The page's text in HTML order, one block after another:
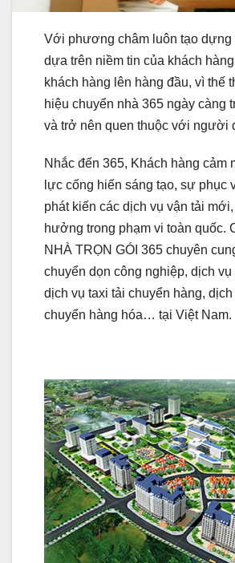
Với phương châm luôn tạo dựng
dựa trên niềm tin của khách
khách hàng lên hàng đầu, vì thế
hiệu chuyển nhà 365 ngày càng
và trở nên quen thuộc với người
Nhắc đến 365, Khách hàng cảm
lực cống hiến sáng tạo, sự phục
phát kiến các dịch vụ vận tải
hưởng trong phạm vi toàn quốc.
NHÀ TRỌN GÓI 365 chuyên
chuyển dọn công nghiệp, dịch vụ
dịch vụ taxi tải chuyển hàng, dịch
chuyển hàng hóa… tại Việt Nam.